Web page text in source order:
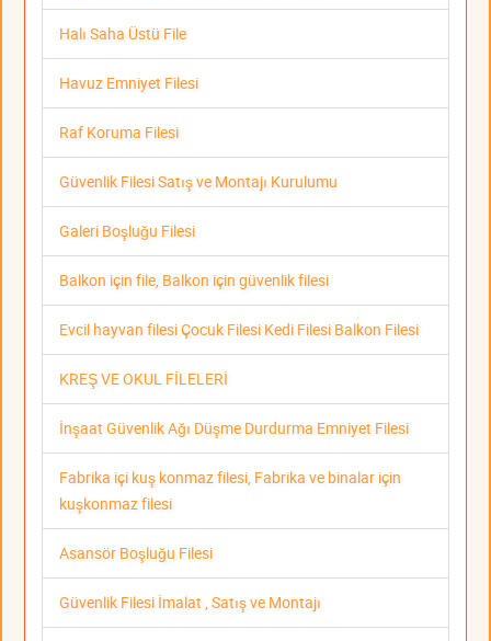
Halı Saha Üstü File
Havuz Emniyet Filesi
Raf Koruma Filesi
Güvenlik Filesi Satış ve Montajı Kurulumu
Galeri Boşluğu Filesi
Balkon için file, Balkon için güvenlik filesi
Evcil hayvan filesi Çocuk Filesi Kedi Filesi Balkon Filesi
KREŞ VE OKUL FİLELERİ
İnşaat Güvenlik Ağı Düşme Durdurma Emniyet Filesi
Fabrika içi kuş konmaz filesi, Fabrika ve binalar için
kuşkonmaz filesi
Asansör Boşluğu Filesi
Güvenlik Filesi İmalat , Satış ve Montajı